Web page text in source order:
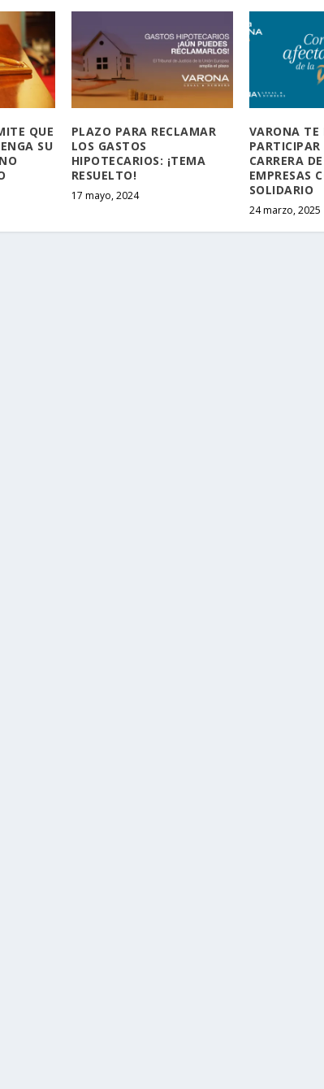
QUE
SU
PLAZO PARA RECLAMAR
LOS GASTOS
HIPOTECARIOS: ¡TEMA
RESUELTO!
17 mayo, 2024
VARONA
CARRERA
EMPRESAS
SOLIDARIO
24 marzo, 2025